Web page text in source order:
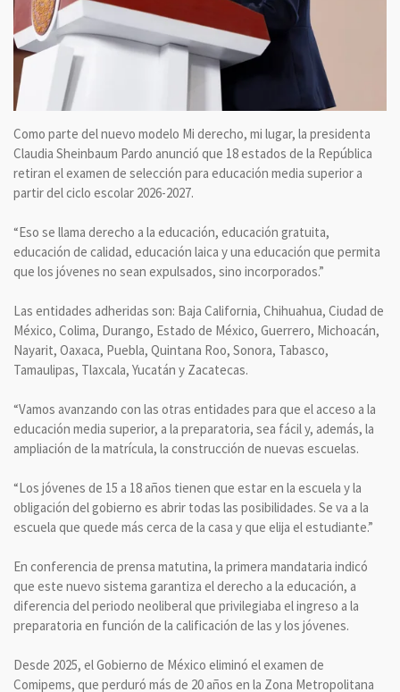
Como parte del nuevo modelo Mi derecho, mi lugar, la presidenta
Claudia Sheinbaum Pardo anunció que 18 estados de la República
retiran el examen de selección para educación media superior a
partir del ciclo escolar 2026-2027.
“Eso se llama derecho a la educación, educación gratuita,
educación de calidad, educación laica y una educación que permita
que los jóvenes no sean expulsados, sino incorporados.”
Las entidades adheridas son: Baja California, Chihuahua, Ciudad de
México, Colima, Durango, Estado de México, Guerrero, Michoacán,
Nayarit, Oaxaca, Puebla, Quintana Roo, Sonora, Tabasco,
Tamaulipas, Tlaxcala, Yucatán y Zacatecas.
“Vamos avanzando con las otras entidades para que el acceso a la
educación media superior, a la preparatoria, sea fácil y, además, la
ampliación de la matrícula, la construcción de nuevas escuelas.
“Los jóvenes de 15 a 18 años tienen que estar en la escuela y la
obligación del gobierno es abrir todas las posibilidades. Se va a la
escuela que quede más cerca de la casa y que elija el estudiante.”
En conferencia de prensa matutina, la primera mandataria indicó
que este nuevo sistema garantiza el derecho a la educación, a
diferencia del periodo neoliberal que privilegiaba el ingreso a la
preparatoria en función de la calificación de las y los jóvenes.
Desde 2025, el Gobierno de México eliminó el examen de
Comipems, que perduró más de 20 años en la Zona Metropolitana